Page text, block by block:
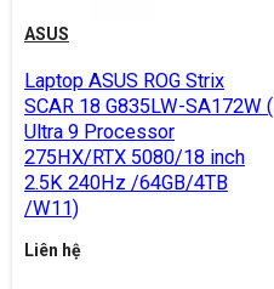
ASUS
Laptop ASUS ROG Strix
SCAR 18 G835LW-SA172W (
Ultra 9 Processor
275HX/RTX 5080/18 inch
2.5K 240Hz /64GB/4TB
/W11)
Liên hệ